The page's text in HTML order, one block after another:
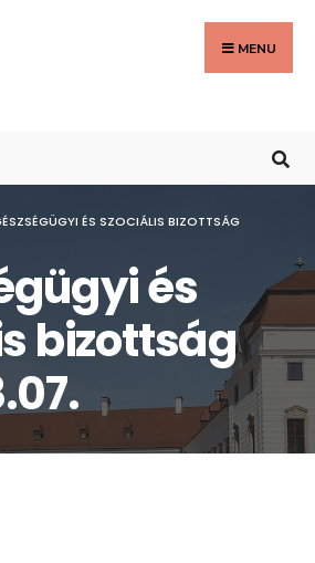
MENU
ÉS SZOCIÁLIS BIZOTTSÁG
és
bizottság